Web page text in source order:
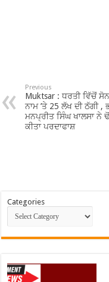
Previous
Muktsar : ਧਰਤੀ ਵਿੱਚੋਂ
ਨਾਮ ’ਤੇ 25 ਲੱਖ ਦੀ ਠੱਗੀ ,
ਮਨਪ੍ਰੀਤ ਸਿੰਘ ਖਾਲਸਾ ਨੇ
ਕੀਤਾ ਪਰਦਾਫਾਸ਼
Categories